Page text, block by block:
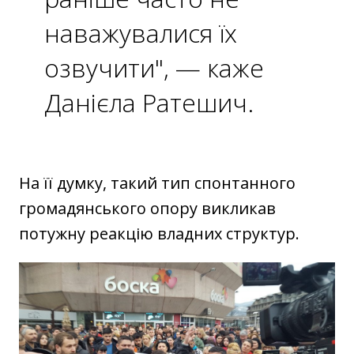
наважувалися їх
озвучити", — каже
Данієла Ратешич.
На її думку, такий тип спонтанного
громадянського опору викликав
потужну реакцію владних структур.